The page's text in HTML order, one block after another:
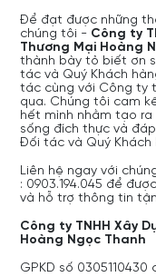
Để đạt được những
chúng tôi - Công ty
Thương Mại Hoàng
thành bày tỏ biết ơn
tác và Quý Khách
tác cùng với Công ty
qua. Chúng tôi cam
hết mình nhằm tạo
sống đích thực và
Đối tác và Quý
Liên hệ ngay với
: 0903.194.045 để
và hỗ trợ thông tin
Công ty TNHH Xây
Hoàng Ngọc Thanh
GPKD số